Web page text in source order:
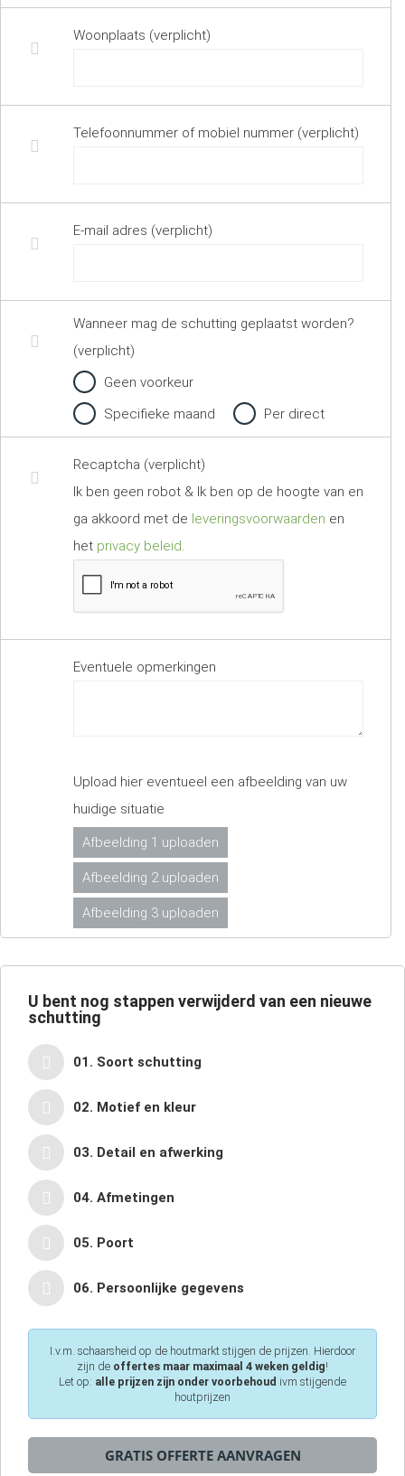
Woonplaats (verplicht)
Telefoonnummer of mobiel nummer (verplicht)
E-mail adres (verplicht)
Wanneer mag de schutting geplaatst worden?
(verplicht)
Geen voorkeur
Specifieke maand
Per direct
Recaptcha (verplicht)
Ik ben geen robot & Ik ben op de hoogte van en
ga akkoord met de leveringsvoorwaarden en
het privacy beleid.
Eventuele opmerkingen
Upload hier eventueel een afbeelding van uw
huidige situatie
Afbeelding 1 uploaden
Afbeelding 2 uploaden
Afbeelding 3 uploaden
U bent nog stappen verwijderd van een nieuwe
schutting
01. Soort schutting
02. Motief en kleur
03. Detail en afwerking
04. Afmetingen
05. Poort
06. Persoonlijke gegevens
I.v.m. schaarsheid op de houtmarkt stijgen de prijzen. Hierdoor
zijn de offertes maar maximaal 4 weken geldig!
Let op: alle prijzen zijn onder voorbehoud ivm stijgende
houtprijzen